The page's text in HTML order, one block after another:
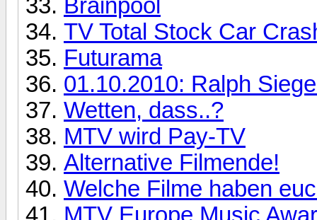
Brainpool
TV Total Stock Car
Futurama
01.10.2010: Ralph
Wetten, dass..?
MTV wird Pay-TV
Alternative Filmende!
Welche Filme haben
MTV Europe Music